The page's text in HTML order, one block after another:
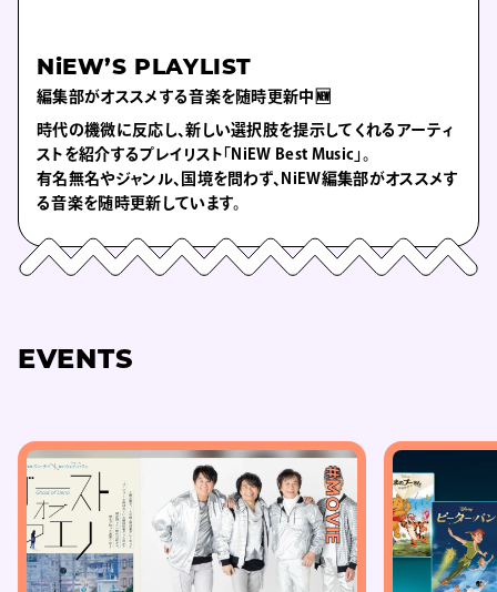
NiEW’S PLAYLIST
編集部がオススメする音楽を随時更新中🆕
時代の機微に反応し、新しい選択肢を提示してくれるアーティ
ストを紹介するプレイリスト「NiEW Best Music」。
有名無名やジャンル、国境を問わず、NiEW編集部がオススメす
る音楽を随時更新しています。
EVENTS
#MOVIE